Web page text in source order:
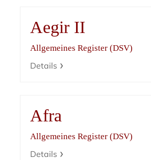
Aegir II
Allgemeines Register (DSV)
Details
Afra
Allgemeines Register (DSV)
Details